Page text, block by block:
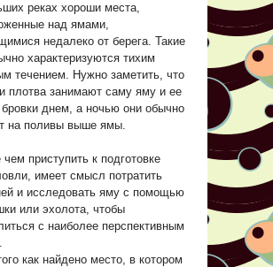
реках хороши места,
над ямами,
недалеко от берега. Такие
характеризуются тихим
течением. Нужно заметить, что
плотва занимают саму яму и ее
днем, а ночью они обычно
на поливы выше ямы.
приступить к подготовке
имеет смысл потратить
и исследовать яму с помощью
или эхолота, чтобы
с наиболее перспективным
как найдено место, в котором